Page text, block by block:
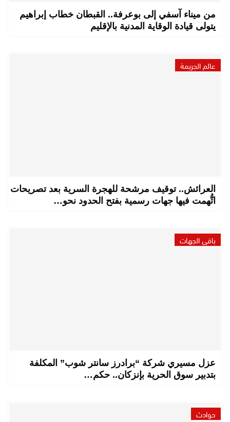
من ميناء آسفي إلى بوعرفة.. القبطان خطاب إبراهيم
يتولى قيادة الوقاية المدنية بالإقليم
عالم الجريمة
العرائش.. توقيف مرشحة للهجرة السرية بعد تصريحات
اتُّهمت فيها جهات رسمية بفتح الحدود نحو…
باقي الجهات
عزل مسيري شركة “برادرز سانتر شوب” المكلفة
بتدبير سوق الحرية بإنزكان.. حكم…
حوادث